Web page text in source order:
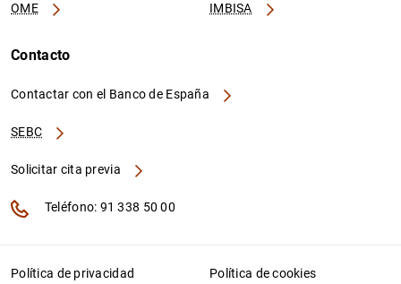
OME IMBISA
Contacto
Contactar con el Banco de España
SEBC
Solicitar cita previa
Teléfono: 91 338 50 00
Política de privacidad Política de cookies